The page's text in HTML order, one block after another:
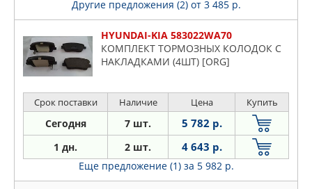
Другие предложения (2) от 3 485 р.
HYUNDAI-KIA 583022WA70
КОМПЛЕКТ ТОРМОЗНЫХ КОЛОДОК С
НАКЛАДКАМИ (4ШТ) [ORG]
Срок поставки Наличие Цена Купить
Сегодня 7 шт. 5 782 р.
1 дн. 2 шт. 4 643 р.
Еще предложение (1) за 5 982 р.